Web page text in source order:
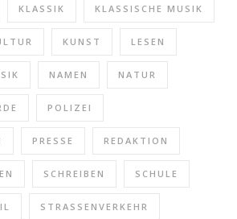
KLASSIK KLASSISCHE MUSIK
KUNST LESEN
NAMEN NATUR
POLIZEI
PRESSE REDAKTION
SCHREIBEN SCHULE
STRASSENVERKEHR